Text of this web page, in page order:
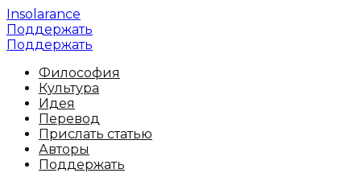
Insolarance
Поддержать
Поддержать
Философия
Культура
Идея
Перевод
Прислать статью
Авторы
Поддержать